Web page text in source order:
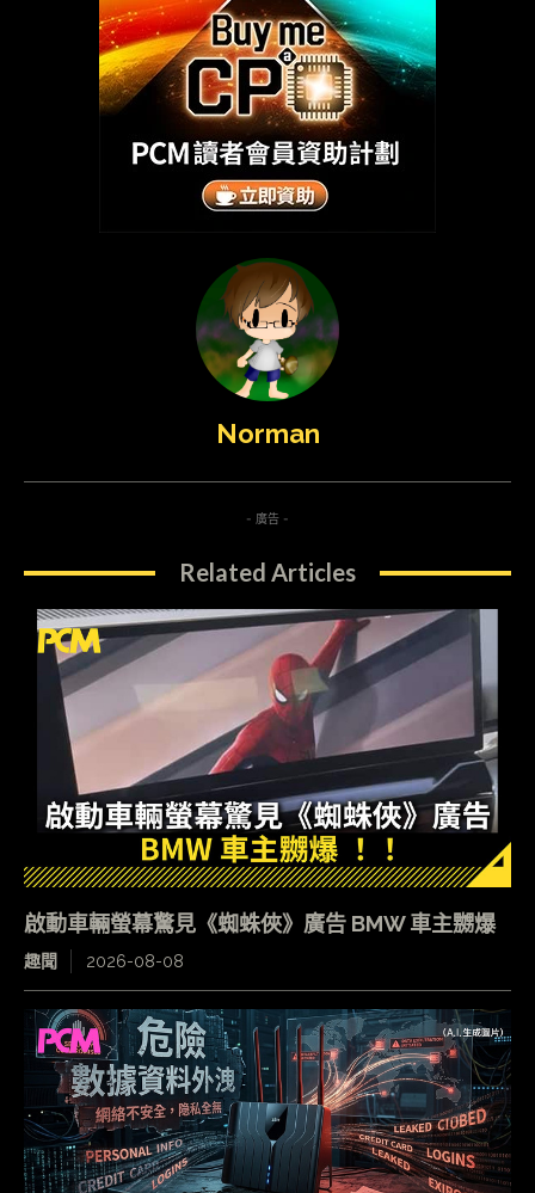
Norman
- 廣告 -
Related Articles
啟動車輛螢幕驚見《蜘蛛俠》廣告 BMW 車主嬲爆
趣聞 2026-08-08